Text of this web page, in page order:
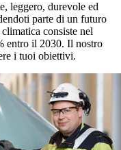
leggero, durevole ed
parte di un futuro
consiste nel
entro il 2030. Il nostro
i tuoi obiettivi.